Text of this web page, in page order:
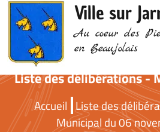
Ville sur
Au coeur des
en Beaujolais
Liste des délibérations -
Accueil Liste des
Municipal du 06